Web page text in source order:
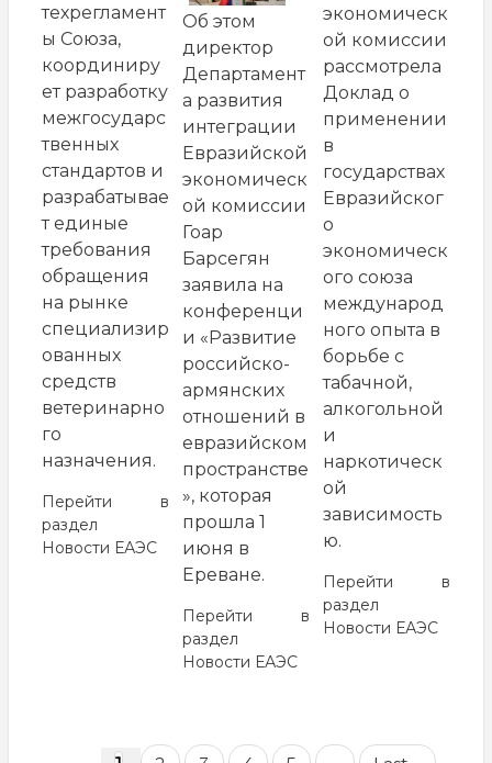
техрегламент
ы Союза,
координиру
ет разработку
межгосударс
твенных
стандартов и
разрабатывае
т единые
требования
обращения
на рынке
специализир
ованных
средств
ветеринарно
го
назначения.
Перейти в
раздел
Новости ЕАЭС
Об этом
директор
Департамент
а развития
интеграции
Евразийской
экономическ
ой комиссии
Гоар
Барсегян
заявила на
конференци
и «Развитие
российско-
армянских
отношений в
евразийском
пространстве
», которая
прошла 1
июня в
Ереване.
Перейти в
раздел
Новости ЕАЭС
экономическ
ой комиссии
рассмотрела
Доклад о
применении
в
государствах
Евразийског
о
экономическ
ого союза
международ
ного опыта в
борьбе с
табачной,
алкогольной
и
наркотическ
ой
зависимость
ю.
Перейти в
раздел
Новости ЕАЭС